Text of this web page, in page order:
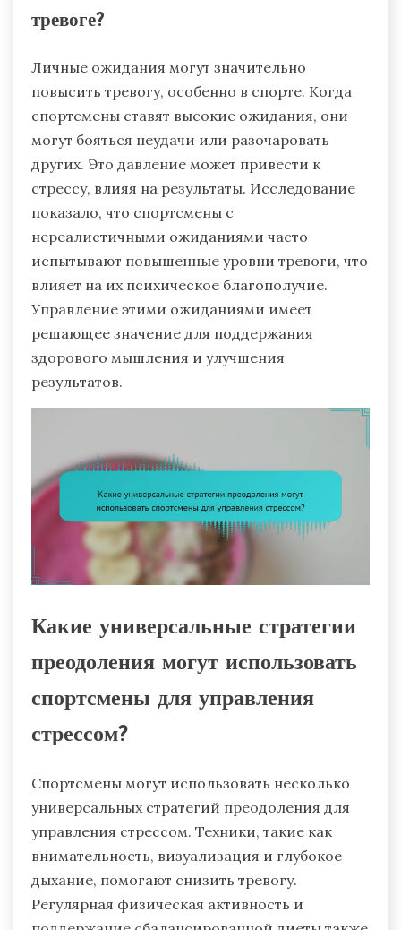
тревоге?
Личные ожидания могут значительно
повысить тревогу, особенно в спорте. Когда
спортсмены ставят высокие ожидания, они
могут бояться неудачи или разочаровать
других. Это давление может привести к
стрессу, влияя на результаты. Исследование
показало, что спортсмены с
нереалистичными ожиданиями часто
испытывают повышенные уровни тревоги, что
влияет на их психическое благополучие.
Управление этими ожиданиями имеет
решающее значение для поддержания
здорового мышления и улучшения
результатов.
Какие универсальные стратегии
преодоления могут использовать
спортсмены для управления
стрессом?
Спортсмены могут использовать несколько
универсальных стратегий преодоления для
управления стрессом. Техники, такие как
внимательность, визуализация и глубокое
дыхание, помогают снизить тревогу.
Регулярная физическая активность и